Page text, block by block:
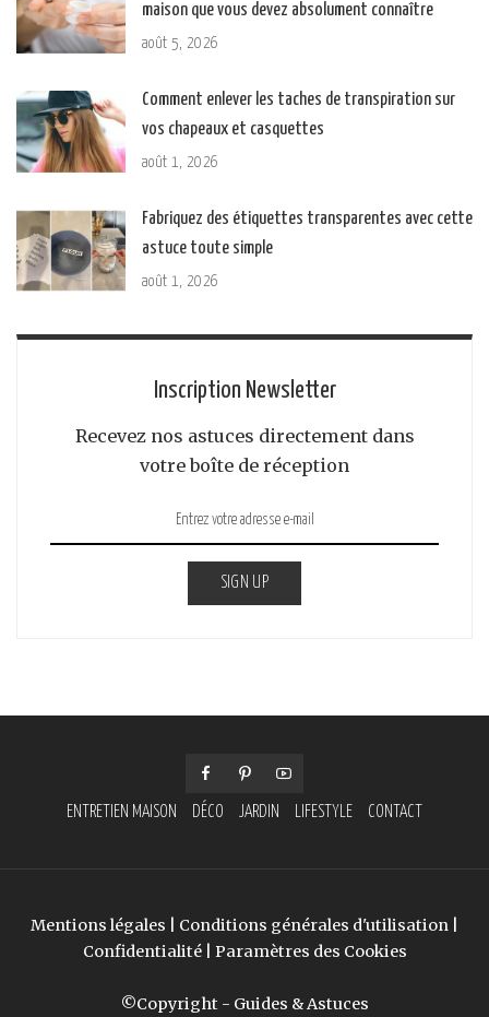
maison que vous devez absolument connaître
août 5, 2026
Comment enlever les taches de transpiration sur
vos chapeaux et casquettes
août 1, 2026
Fabriquez des étiquettes transparentes avec cette
astuce toute simple
août 1, 2026
Inscription Newsletter
Recevez nos astuces directement dans
votre boîte de réception
SIGN UP
ENTRETIEN MAISON DÉCO JARDIN LIFESTYLE CONTACT
Mentions légales Conditions générales d'utilisation
Confidentialité| Paramètres des Cookies
©Copyright - Guides & Astuces